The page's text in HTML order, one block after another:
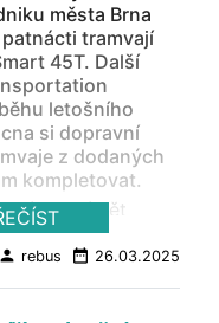
města Brna
tramvají
45T. Další
letošního
si dopravní
z dodaných
kompletovat.
jezdí pět
které se jak
pohledu komfortu
person rebus date_range 26.03.2025